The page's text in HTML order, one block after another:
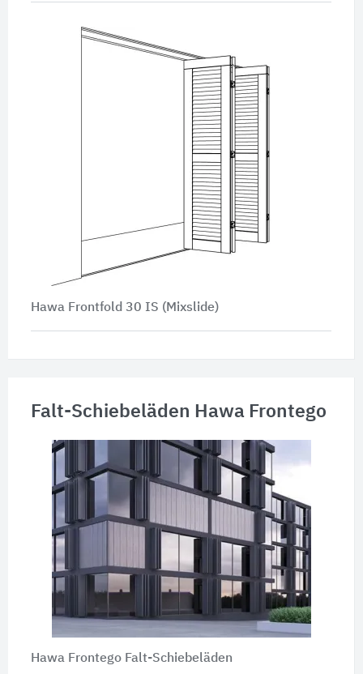
Hawa Frontfold 30 IS (Mixslide)
Falt-Schiebeläden Hawa Frontego
Hawa Frontego Falt-Schiebeläden